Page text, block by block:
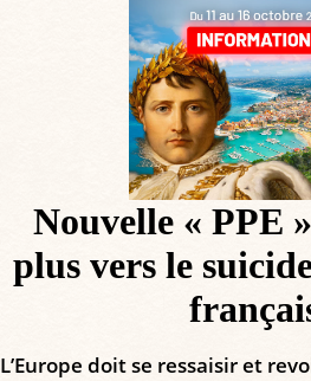
Nouvelle « PPE
plus vers le
L’Europe doit se ressaisir et